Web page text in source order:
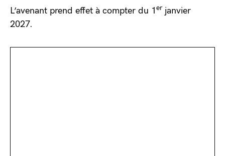
L’avenant prend effet à compter du 1 er janvier
2027.